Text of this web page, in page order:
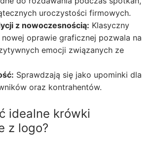
uroczystości firmowych.
z nowoczesnością: Klasyczny
oprawie graficznej pozwala na
emocji związanych ze
Sprawdzają się jako upominki dla
oraz kontrahentów.
idealne krówki
z logo?